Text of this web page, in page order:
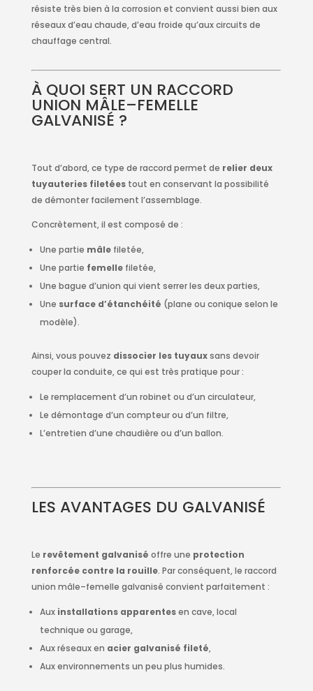
résiste très bien à la corrosion et convient aussi bien aux
réseaux d’eau chaude, d’eau froide qu’aux circuits de
chauffage central.
À QUOI SERT UN RACCORD
UNION MÂLE–FEMELLE
GALVANISÉ ?
Tout d’abord, ce type de raccord permet de relier deux
tuyauteries filetéestout en conservant la possibilité
de démonter facilement l’assemblage.
Concrètement, il est composé de :
Une partie mâlefiletée,
Une partie femellefiletée,
Une bague d’union qui vient serrer les deux parties,
Une surface d’étanchéité (plane ou conique selon le
modèle).
Ainsi, vous pouvez dissocier les tuyauxsans devoir
couper la conduite, ce qui est très pratique pour :
Le remplacement d’un robinet ou d’un circulateur,
Le démontage d’un compteur ou d’un filtre,
L’entretien d’une chaudière ou d’un ballon.
LES AVANTAGES DU GALVANISÉ
Le revêtement galvanisé offre une protection
renforcée contre la rouille. Par conséquent, le raccord
union mâle–femelle galvanisé convient parfaitement :
Aux installations apparentesen cave, local
technique ou garage,
Aux réseaux en acier galvanisé fileté,
Aux environnements un peu plus humides.